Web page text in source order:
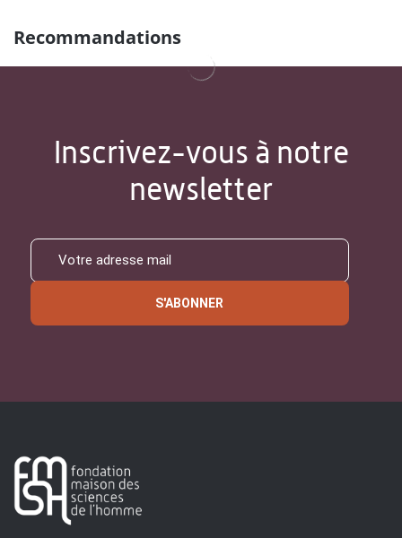
Recommandations
Inscrivez-vous à notre
newsletter
S'ABONNER